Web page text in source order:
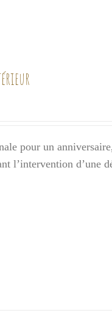
pour un
l’intervention d’une